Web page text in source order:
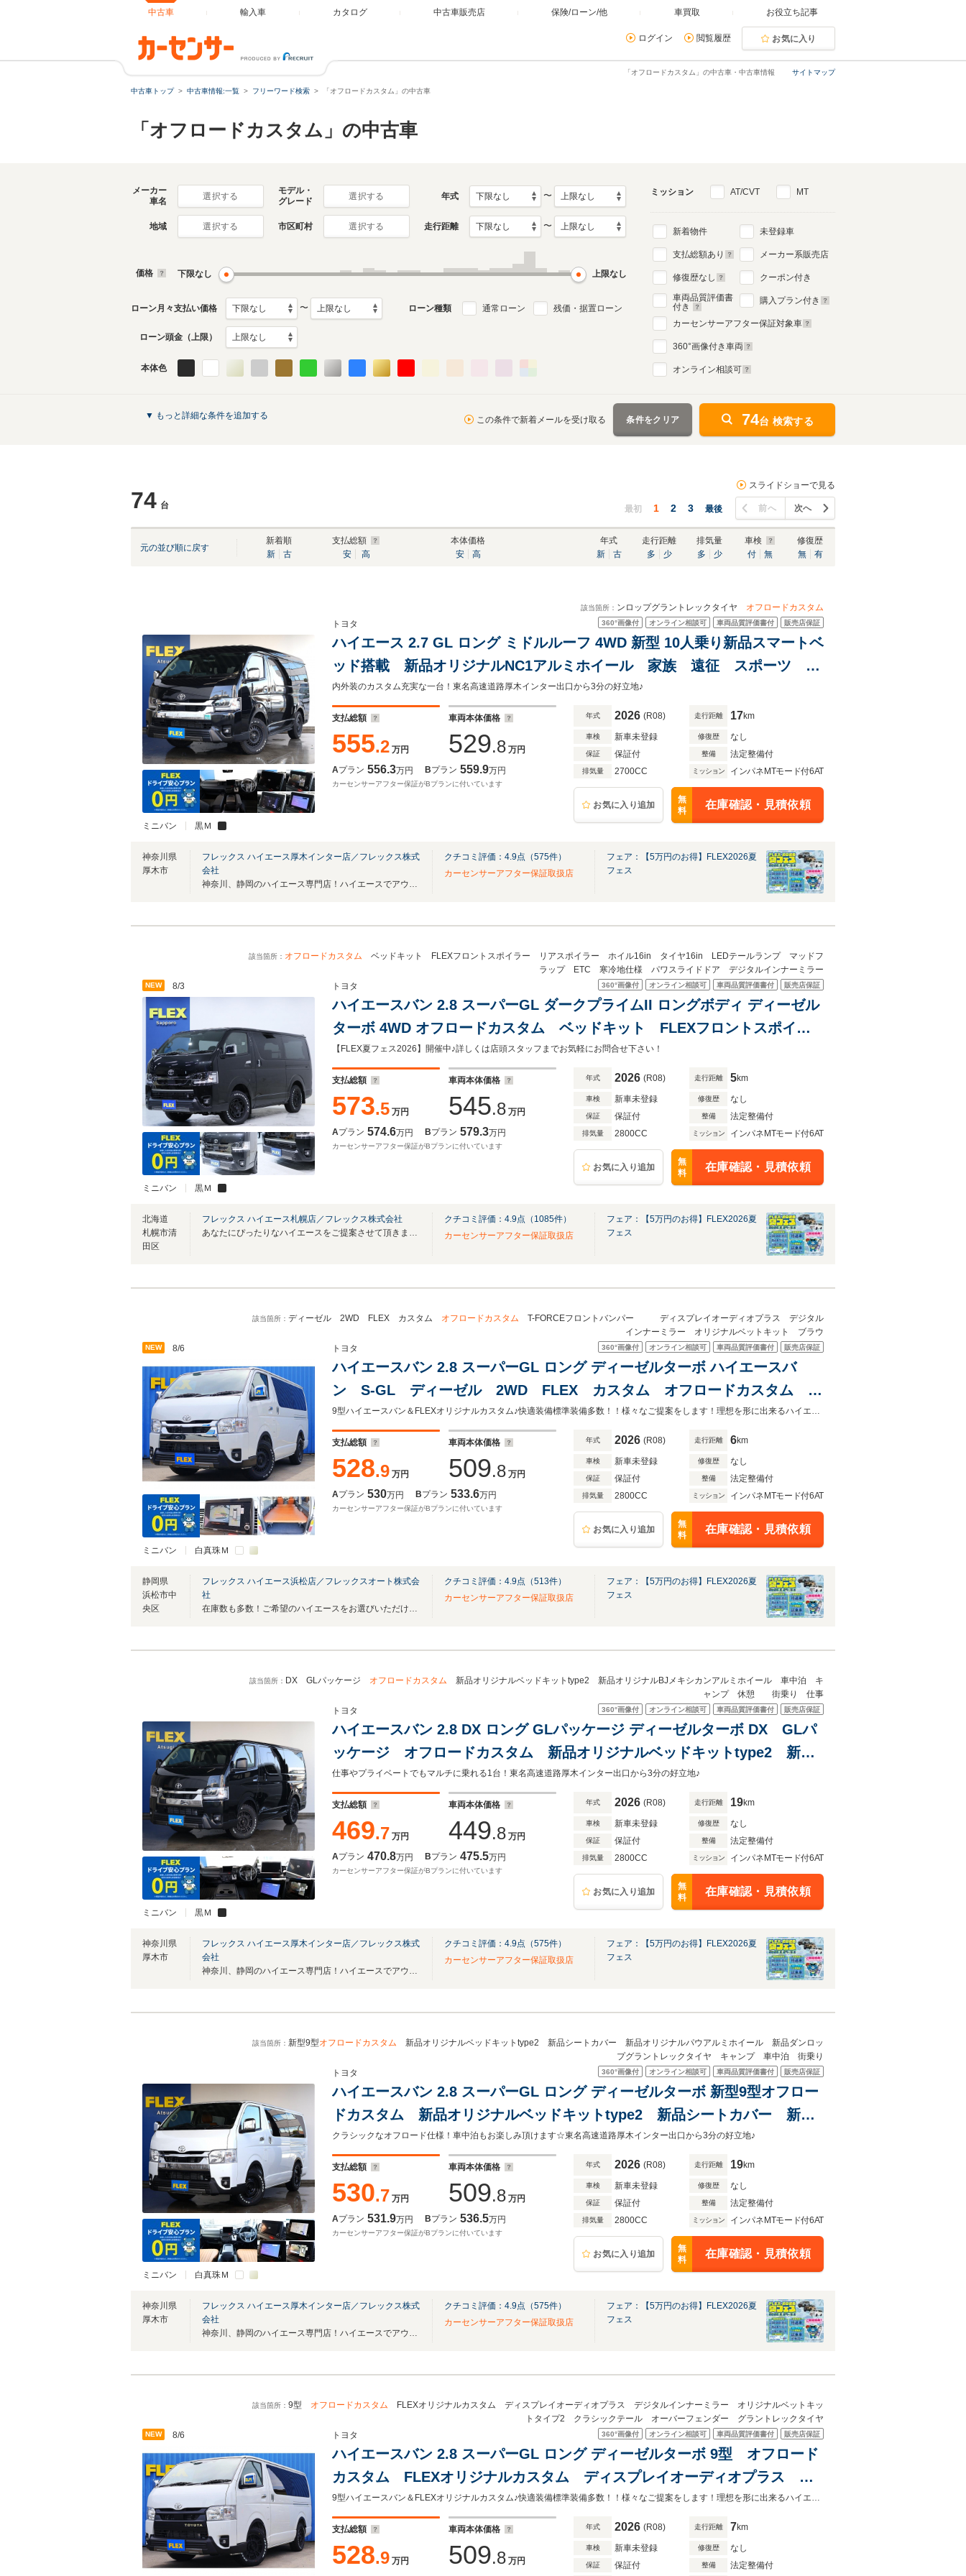
中古車 輸入車 カタログ 中古車販売店 保険/ローン/他 車買取 お役立ち記事
ログイン 閲覧履歴 お気に入り
サイトマップ
「オフロードカスタム」の中古車・中古車情報
中古車トップ 中古車情報:一覧 フリーワード検索 「オフロードカスタム」の中古車
「オフロードカスタム」の中古車
メーカー
車名
選択する
モデル・
グレード
選択する 年式 〜
地域 選択する 市区町村 選択する 走行距離 〜
価格 下限なし 上限なし
ローン月々支払い価格 〜 ローン種類 通常ローン 残価・据置ローン
ローン頭金（上限）
本体色
ミッション AT/CVT MT
新着物件
支払総額あり
修復歴なし
車両品質評価書
付き
未登録車
メーカー系販売店
クーポン付き
購入プラン付き
カーセンサーアフター保証対象車
360°画像付き車両
オンライン相談可
▼ もっと詳細な条件を追加する この条件で新着メールを受け取る 条件をクリア 74台 検索する
74 台
スライドショーで見る
最初 1 2 3 最後 前へ 次へ
元の並び順に戻す
新着順
新
古
支払総額
安
高
本体価格
安
高
年式
新
古
走行距離
多
少
排気量
多
少
車検
付
無
修復歴
無
有
該当箇所： ンロップグラントレックタイヤ オフロードカスタム
ミニバン 黒Ｍ
360°画像付 オンライン相談可 車両品質評価書付 販売店保証
トヨタ
ハイエース 2.7 GL ロング ミドルルーフ 4WD 新型 10人乗り新品スマートベ
ッド搭載 新品オリジナルNC1アルミホイール 家族 遠征 スポーツ
ISOFIX 新品ダンロップグラントレックタイヤ オフロードカスタム
内外装のカスタム充実な一台！東名高速道路厚木インター出口から3分の好立地♪
支払総額
555.2 万円
車両本体価格
529.8 万円
Aプラン 556.3万円 Bプラン 559.9万円
カーセンサーアフター保証がBプランに付いています
年式 2026 (R08) 走行距離 17km
車検 新車未登録 修復歴 なし
保証 保証付 整備 法定整備付
排気量 2700CC ミッション インパネMTモード付6AT
お気に入り追加
無
料
在庫確認・見積依頼
神奈川県
厚木市
フレックス ハイエース厚木インター店／フレックス株式
会社
神奈川、静岡のハイエース専門店！ハイエースでアウトドアしませんか？
クチコミ評価： 4.9点（575件）
カーセンサーアフター保証取扱店
フェア：【5万円のお得】FLEX2026夏
フェス
該当箇所： オフロードカスタム ベッドキット FLEXフロントスポイラー リアスポイラー ホイル16in タイヤ16in LEDテールランプ マッドフ
ラップ ETC 寒冷地仕様 パワスライドドア デジタルインナーミラー
NEW 8/3
ミニバン 黒Ｍ
360°画像付 オンライン相談可 車両品質評価書付 販売店保証
トヨタ
ハイエースバン 2.8 スーパーGL ダークプライムII ロングボディ ディーゼル
ターボ 4WD オフロードカスタム ベッドキット FLEXフロントスポイラ
ー リアスポイラー ホイル16in タイヤ16in LEDテールランプ マッド
フラップ ETC 寒冷地仕様 パワスライドドア デジタルインナーミラー
【FLEX夏フェス2026】開催中♪詳しくは店頭スタッフまでお気軽にお問合せ下さい！
支払総額
573.5 万円
車両本体価格
545.8 万円
Aプラン 574.6万円 Bプラン 579.3万円
カーセンサーアフター保証がBプランに付いています
年式 2026 (R08) 走行距離 5km
車検 新車未登録 修復歴 なし
保証 保証付 整備 法定整備付
排気量 2800CC ミッション インパネMTモード付6AT
お気に入り追加
無
料
在庫確認・見積依頼
北海道
札幌市清
田区
フレックス ハイエース札幌店／フレックス株式会社
あなたにぴったりなハイエースをご提案させて頂きます♪HPも是非ご覧ください！
クチコミ評価： 4.9点（ 1085件）
カーセンサーアフター保証取扱店
フェア：【5万円のお得】FLEX2026夏
フェス
該当箇所： ディーゼル 2WD FLEX カスタム オフロードカスタム T-FORCEフロントバンパー ディスプレイオーディオプラス デジタル
インナーミラー オリジナルベットキット ブラウ
NEW 8/6
ミニバン 白真珠Ｍ
360°画像付 オンライン相談可 車両品質評価書付 販売店保証
トヨタ
ハイエースバン 2.8 スーパーGL ロング ディーゼルターボ ハイエースバ
ン S-GL ディーゼル 2WD FLEX カスタム オフロードカスタム T-
FORCEフロントバンパー ディスプレイオーディオプラス デジタル
インナーミラー オリジナルベットキット ブラウン
9型ハイエースバン＆FLEXオリジナルカスタム♪快適装備標準装備多数！！様々なご提案をします！理想を形に出来るハイエース浜松店にお任せ下さい
支払総額
528.9 万円
車両本体価格
509.8 万円
Aプラン 530万円 Bプラン 533.6万円
カーセンサーアフター保証がBプランに付いています
年式 2026 (R08) 走行距離 6km
車検 新車未登録 修復歴 なし
保証 保証付 整備 法定整備付
排気量 2800CC ミッション インパネMTモード付6AT
お気に入り追加
無
料
在庫確認・見積依頼
静岡県
浜松市中
央区
フレックス ハイエース浜松店／フレックスオート株式会
社
在庫数も多数！ご希望のハイエースをお選びいただけます♪キッズエリアも充実♪
クチコミ評価： 4.9点（513件）
カーセンサーアフター保証取扱店
フェア：【5万円のお得】FLEX2026夏
フェス
該当箇所： DX GLパッケージ オフロードカスタム 新品オリジナルベッドキットtype2 新品オリジナルBJメキシカンアルミホイール 車中泊 キ
ャンプ 休憩 街乗り 仕事
ミニバン 黒Ｍ
360°画像付 オンライン相談可 車両品質評価書付 販売店保証
トヨタ
ハイエースバン 2.8 DX ロング GLパッケージ ディーゼルターボ DX GLパ
ッケージ オフロードカスタム 新品オリジナルベッドキットtype2 新品
オリジナルBJメキシカンアルミホイール 車中泊 キャンプ 休憩 街
乗り 仕事
仕事やプライベートでもマルチに乗れる1台！東名高速道路厚木インター出口から3分の好立地♪
支払総額
469.7 万円
車両本体価格
449.8 万円
Aプラン 470.8万円 Bプラン 475.5万円
カーセンサーアフター保証がBプランに付いています
年式 2026 (R08) 走行距離 19km
車検 新車未登録 修復歴 なし
保証 保証付 整備 法定整備付
排気量 2800CC ミッション インパネMTモード付6AT
お気に入り追加
無
料
在庫確認・見積依頼
神奈川県
厚木市
フレックス ハイエース厚木インター店／フレックス株式
会社
神奈川、静岡のハイエース専門店！ハイエースでアウトドアしませんか？
クチコミ評価： 4.9点（575件）
カーセンサーアフター保証取扱店
フェア：【5万円のお得】FLEX2026夏
フェス
該当箇所： 新型9型オフロードカスタム 新品オリジナルベッドキットtype2 新品シートカバー 新品オリジナルパウアルミホイール 新品ダンロッ
プグラントレックタイヤ キャンプ 車中泊 街乗り
ミニバン 白真珠Ｍ
360°画像付 オンライン相談可 車両品質評価書付 販売店保証
トヨタ
ハイエースバン 2.8 スーパーGL ロング ディーゼルターボ 新型9型オフロー
ドカスタム 新品オリジナルベッドキットtype2 新品シートカバー 新品
オリジナルパウアルミホイール 新品ダンロップグラントレックタイヤ キ
ャンプ 車中泊 街乗り
クラシックなオフロード仕様！車中泊もお楽しみ頂けます☆東名高速道路厚木インター出口から3分の好立地♪
支払総額
530.7 万円
車両本体価格
509.8 万円
Aプラン 531.9万円 Bプラン 536.5万円
カーセンサーアフター保証がBプランに付いています
年式 2026 (R08) 走行距離 19km
車検 新車未登録 修復歴 なし
保証 保証付 整備 法定整備付
排気量 2800CC ミッション インパネMTモード付6AT
お気に入り追加
無
料
在庫確認・見積依頼
神奈川県
厚木市
フレックス ハイエース厚木インター店／フレックス株式
会社
神奈川、静岡のハイエース専門店！ハイエースでアウトドアしませんか？
クチコミ評価： 4.9点（575件）
カーセンサーアフター保証取扱店
フェア：【5万円のお得】FLEX2026夏
フェス
該当箇所： 9型 オフロードカスタム FLEXオリジナルカスタム ディスプレイオーディオプラス デジタルインナーミラー オリジナルベットキッ
トタイプ2 クラシックテール オーバーフェンダー グラントレックタイヤ
NEW 8/6 360°画像付 オンライン相談可 車両品質評価書付 販売店保証
トヨタ
ハイエースバン 2.8 スーパーGL ロング ディーゼルターボ 9型 オフロード
カスタム FLEXオリジナルカスタム ディスプレイオーディオプラス デ
ジタルインナーミラー オリジナルベットキットタイプ2 クラシックテー
ル オーバーフェンダー グラントレックタイヤ
9型ハイエースバン＆FLEXオリジナルカスタム♪快適装備標準装備多数！！様々なご提案をします！理想を形に出来るハイエース浜松店にお任せ下さい
支払総額
528.9 万円
車両本体価格
509.8 万円
年式 2026 (R08) 走行距離 7km
車検 新車未登録 修復歴 なし
保証 保証付 整備 法定整備付